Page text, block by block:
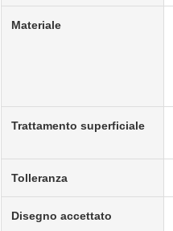
Materiale
Trattamento superficiale
Tolleranza
Disegno accettato